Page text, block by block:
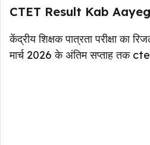
CTET Result Kab
केंद्रीय शिक्षक पात्रता परीक्षा का
मार्च 2026 के अंतिम सप्ताह तक